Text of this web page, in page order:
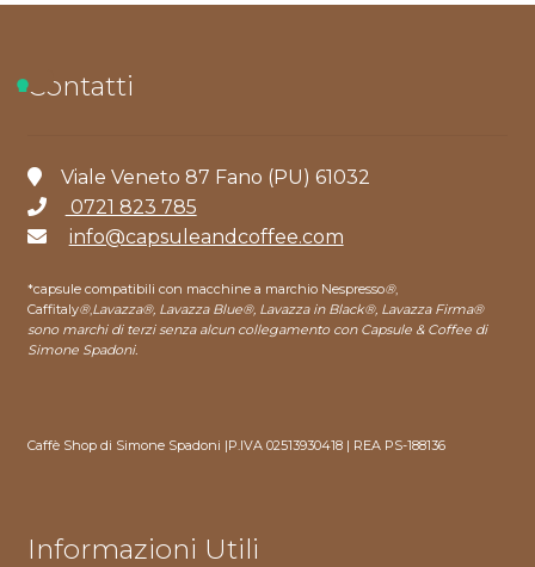
Contatti
Viale Veneto 87 Fano (PU) 61032
0721 823 785
info@capsuleandcoffee.com
*capsule compatibili con macchine a marchio Nespresso®,
Caffitaly®,Lavazza®, Lavazza Blue®, Lavazza in Black®, Lavazza Firma®
sono marchi di terzi senza alcun collegamento con Capsule & Coffee di
Simone Spadoni.
Caffè Shop di Simone Spadoni |P.IVA 02513930418 | REA PS-188136
Informazioni Utili